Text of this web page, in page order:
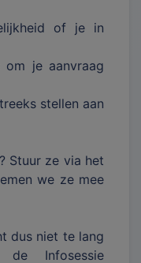
of je in
je aanvraag
stellen aan
Stuur ze via het
we ze mee
dus niet te lang
Infosessie